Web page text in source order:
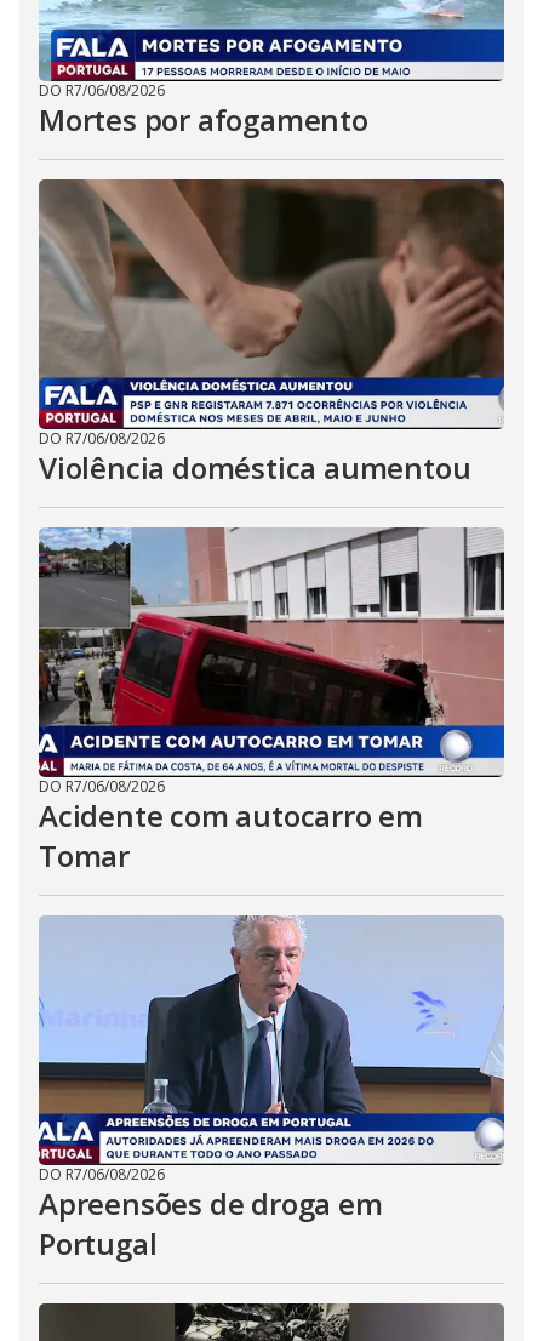
DO R7/06/08/2026
Mortes por afogamento
DO R7/06/08/2026
Violência doméstica aumentou
DO R7/06/08/2026
Acidente com autocarro em
Tomar
DO R7/06/08/2026
Apreensões de droga em
Portugal